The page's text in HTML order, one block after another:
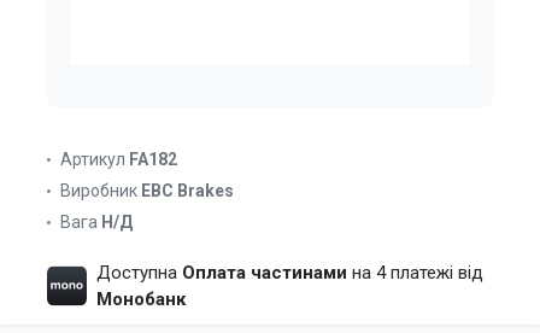
Артикул FA182
Виробник EBC Brakes
Вага Н/Д
Доступна Оплата частинами на 4 платежі від
Монобанк